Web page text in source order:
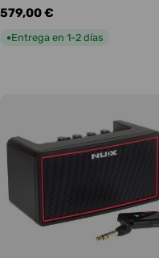
Precio
habitual
579,00 €
●Entrega en 1-2 días